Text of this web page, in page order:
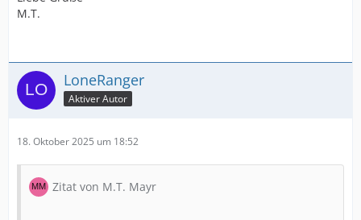
M.T.
LoneRanger
Aktiver Autor
18. Oktober 2025 um 18:52
Zitat von M.T. Mayr